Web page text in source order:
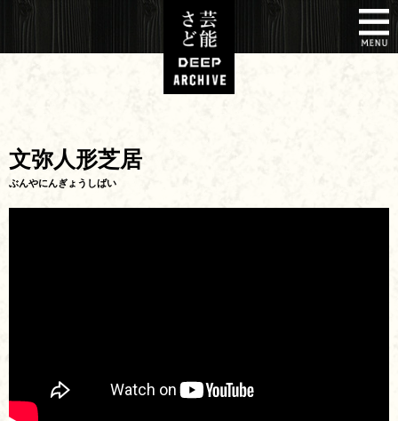
文弥人形芝居
ぶんやにんぎょうしばい